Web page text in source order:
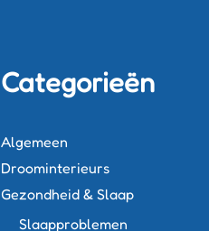
Categorieën
Algemeen
Droominterieurs
Gezondheid & Slaap
Slaapproblemen